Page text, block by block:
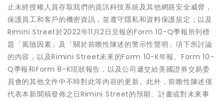
止未經授權人員存取我們的資訊科技系統及其他網路安全威脅，
保護員工和客戶的機密資訊，並遵守隱私和資料保護規定；以及
Rimini Street於2022年11月2日呈報的Form 10-Q季報所列標
題「風險因素」及「關於前瞻性陳述的警示性聲明」項下所討論
的內容，以及Rimini Street未來的Form 10-K年報、Form 10-
Q季報和Form 8-K現狀報告，以及公司遞交給美國證券交易委
員會的其他文件中不時對此等內容的更新。此外，前瞻性陳述僅
代表本新聞稿發佈之日Rimini Street的預期、計畫或對未來事